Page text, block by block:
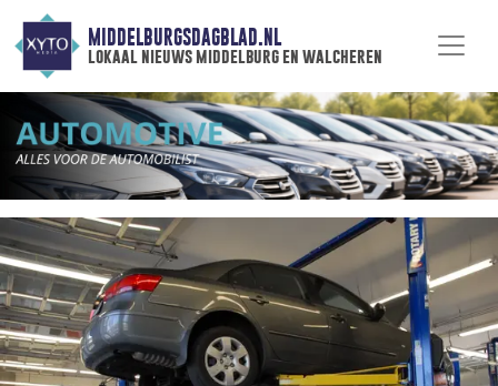
MIDDELBURGSDAGBLAD.NL
lokaal nieuws middelburg en walcheren